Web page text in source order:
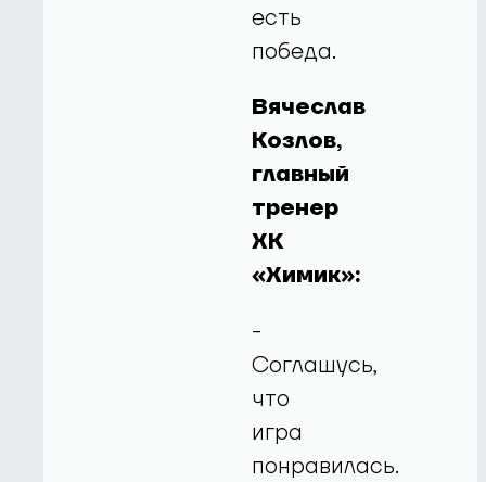
есть
победа.
Вячеслав
Козлов,
главный
тренер
ХК
«Химик»:
-
Соглашусь,
что
игра
понравилась.